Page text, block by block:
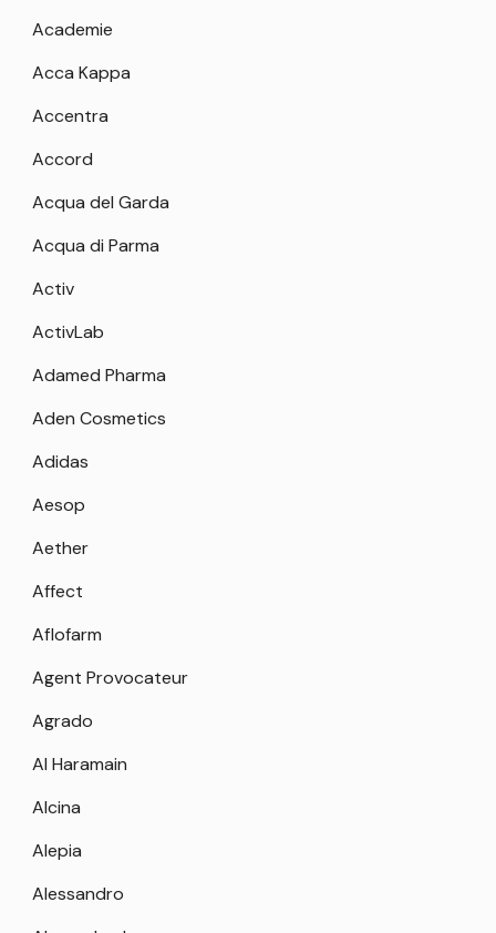
Academie
Acca Kappa
Accentra
Accord
Acqua del Garda
Acqua di Parma
Activ
ActivLab
Adamed Pharma
Aden Cosmetics
Adidas
Aesop
Aether
Affect
Aflofarm
Agent Provocateur
Agrado
Al Haramain
Alcina
Alepia
Alessandro